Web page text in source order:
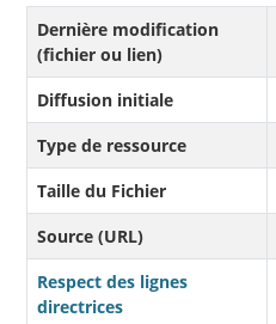
Dernière modification
(fichier ou lien)
Diffusion initiale
Type de ressource
Taille du Fichier
Source (URL)
Respect des lignes
directrices